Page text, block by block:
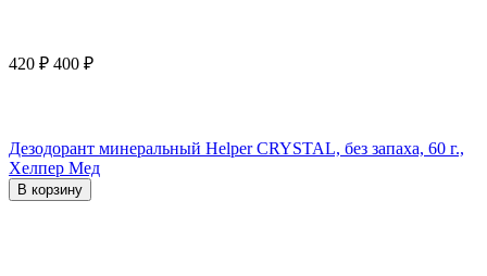
420 ₽ 400 ₽
Дезодорант минеральный Helper CRYSTAL, без запаха, 60 г.,
Хелпер Мед
В корзину